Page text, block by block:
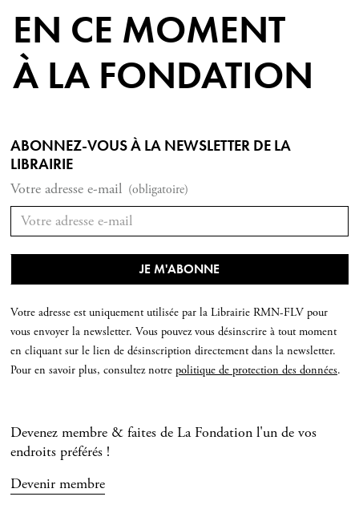
EN CE MOMENT
À LA FONDATION
ABONNEZ-VOUS À LA NEWSLETTER DE LA
LIBRAIRIE
Votre adresse e-mail (obligatoire)
Votre adresse est uniquement utilisée par la Librairie RMN-FLV pour
vous envoyer la newsletter. Vous pouvez vous désinscrire à tout moment
en cliquant sur le lien de désinscription directement dans la newsletter.
Pour en savoir plus, consultez notre politique de protection des données.
Devenez membre & faites de La Fondation l'un de vos
endroits préférés !
Devenir membre